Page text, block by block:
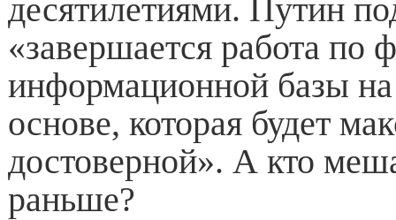
десятилетиями. Путин
«завершается работа по
информационной базы
основе, которая будет
достоверной». А кто
раньше?